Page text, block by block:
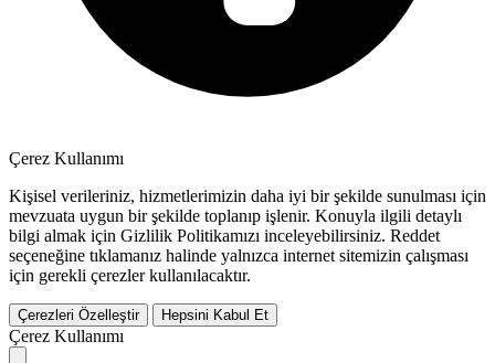
Çerez Kullanımı
Kişisel verileriniz, hizmetlerimizin daha iyi bir şekilde sunulması için
mevzuata uygun bir şekilde toplanıp işlenir. Konuyla ilgili detaylı
bilgi almak için Gizlilik Politikamızı inceleyebilirsiniz. Reddet
seçeneğine tıklamanız halinde yalnızca internet sitemizin çalışması
için gerekli çerezler kullanılacaktır.
Çerezleri Özelleştir Hepsini Kabul Et
Çerez Kullanımı